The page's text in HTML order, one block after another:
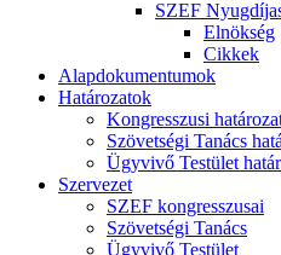
SZEF
Elnökség
Cikkek
Alapdokumentumok
Határozatok
Kongresszusi
Szövetségi Tanács
Ügyvivő Testület
Szervezet
SZEF kongresszusai
Szövetségi Tanács
Ügyvivő Testület